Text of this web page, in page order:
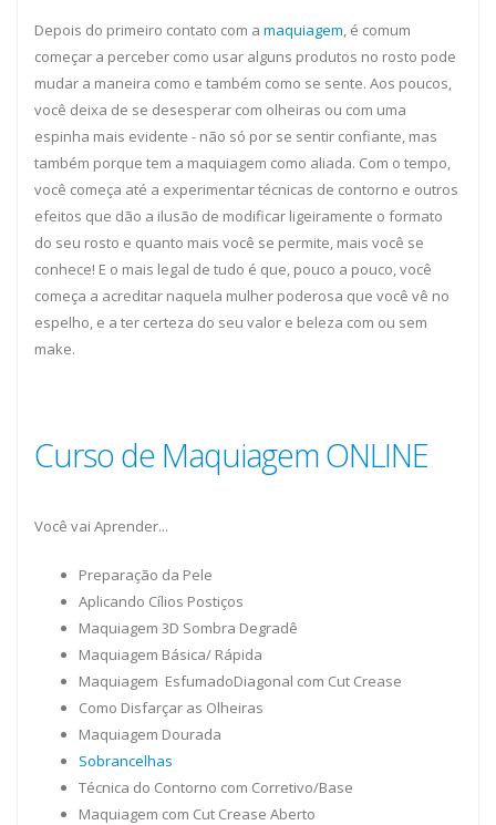
Depois do primeiro contato com a maquiagem , é comum
começar a perceber como usar alguns produtos no rosto pode
mudar a maneira como e também como se sente. Aos poucos,
você deixa de se desesperar com olheiras ou com uma
espinha mais evidente - não só por se sentir confiante, mas
também porque tem a maquiagem como aliada. Com o tempo,
você começa até a experimentar técnicas de contorno e outros
efeitos que dão a ilusão de modificar ligeiramente o formato
do seu rosto e quanto mais você se permite, mais você se
conhece! E o mais legal de tudo é que, pouco a pouco, você
começa a acreditar naquela mulher poderosa que você vê no
espelho, e a ter certeza do seu valor e beleza com ou sem
make.
Curso de Maquiagem ONLINE
Você vai Aprender...
Preparação da Pele
Aplicando Cílios Postiços
Maquiagem 3D Sombra Degradê
Maquiagem Básica/ Rápida
Maquiagem EsfumadoDiagonal com Cut Crease
Como Disfarçar as Olheiras
Maquiagem Dourada
Sobrancelhas
Técnica do Contorno com Corretivo/Base
Maquiagem com Cut Crease Aberto